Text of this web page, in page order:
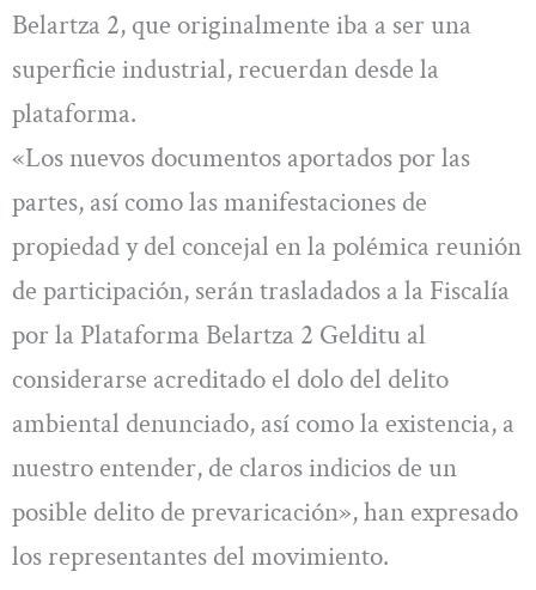
Belartza 2, que originalmente iba a ser una
superficie industrial, recuerdan desde la
plataforma.
«Los nuevos documentos aportados por las
partes, así como las manifestaciones de
propiedad y del concejal en la polémica reunión
de participación, serán trasladados a la Fiscalía
por la Plataforma Belartza 2 Gelditu al
considerarse acreditado el dolo del delito
ambiental denunciado, así como la existencia, a
nuestro entender, de claros indicios de un
posible delito de prevaricación», han expresado
los representantes del movimiento.